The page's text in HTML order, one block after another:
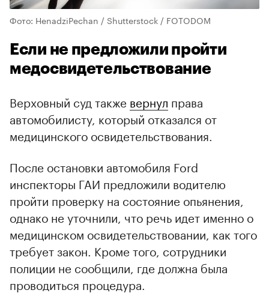
Фото: HenadziPechan / Shutterstock / FOTODOM
Если не предложили пройти
медосвидетельствование
Верховный суд также вернул права
автомобилисту, который отказался от
медицинского освидетельствования.
После остановки автомобиля Ford
инспекторы ГАИ предложили водителю
пройти проверку на состояние опьянения,
однако не уточнили, что речь идет именно о
медицинском освидетельствовании, как того
требует закон. Кроме того, сотрудники
полиции не сообщили, где должна была
проводиться процедура.